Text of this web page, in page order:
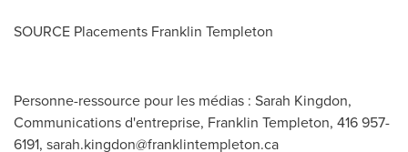
SOURCE Placements Franklin Templeton
Personne-ressource pour les médias : Sarah Kingdon,
Communications d'entreprise, Franklin Templeton, 416 957-
6191, sarah.kingdon@franklintempleton.ca